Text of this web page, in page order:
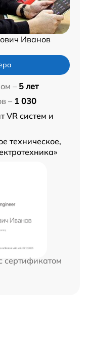
Иванов
– 5 лет
– 1 030
VR систем и
техническое,
сертификатом